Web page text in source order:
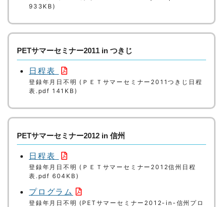
933KB)
PETサマーセミナー2011 in つきじ
日程表
登録年月日不明 (ＰＥＴサマーセミナー2011つきじ日程
表.pdf 141KB)
PETサマーセミナー2012 in 信州
日程表
登録年月日不明 (ＰＥＴサマーセミナー2012信州日程
表.pdf 604KB)
プログラム
登録年月日不明 (PETサマーセミナー2012-in-信州プロ